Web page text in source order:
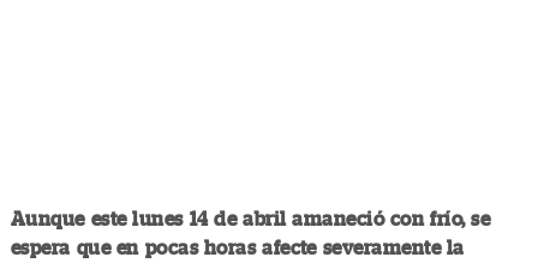
Aunque este lunes 14 de abril amaneció con frío, se
espera que en pocas horas afecte severamente la